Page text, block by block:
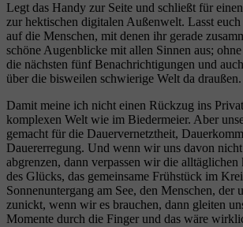
Legt das Handy zur Seite und schließt für
zur hektischen digitalen Außenwelt. Lasst
auf die Menschen, mit denen ihr gerade
schöne Augenblicke mit allen Sinnen aus;
die nächsten fünf Benachrichtigungen und
über die bisweilen schwierige Welt da draußen.
Damit meine ich nicht einen Rückzug ins
komplexen Welt wie im Biedermeier. Aber
gemacht für die Dauervernetztheit,
Dauererregung. Und wenn wir uns davon
abgrenzen, dann verpassen wir die
des Glücks, das gemeinsame Frühstück im
Sonnenuntergang am See, den Menschen, der
zunickt, wenn wir es brauchen, dann gleiten
Momente durch die Finger und das wäre